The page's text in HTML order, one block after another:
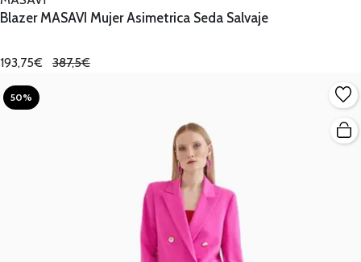
Blazer MASAVI Mujer Asimetrica Seda Salvaje
193,75€ 387,5€
50%